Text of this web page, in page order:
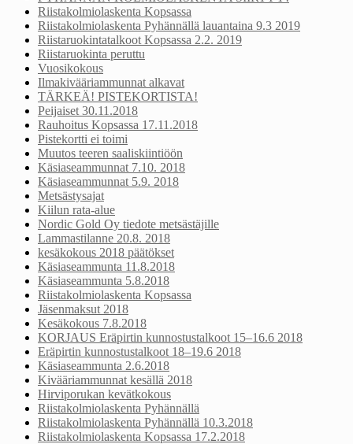
Riistakolmiolaskenta Kopsassa
Riistakolmiolaskenta Pyhännällä lauantaina 9.3 2019
Riistaruokintatalkoot Kopsassa 2.2. 2019
Riistaruokinta peruttu
Vuosikokous
Ilmakivääriammunnat alkavat
TÄRKEÄ! PISTEKORTISTA!
Peijaiset 30.11.2018
Rauhoitus Kopsassa 17.11.2018
Pistekortti ei toimi
Muutos teeren saaliskiintiöön
Käsiaseammunnat 7.10. 2018
Käsiaseammunnat 5.9. 2018
Metsästysajat
Kiilun rata-alue
Nordic Gold Oy tiedote metsästäjille
Lammastilanne 20.8. 2018
kesäkokous 2018 päätökset
Käsiaseammunta 11.8.2018
Käsiaseammunta 5.8.2018
Riistakolmiolaskenta Kopsassa
Jäsenmaksut 2018
Kesäkokous 7.8.2018
KORJAUS Eräpirtin kunnostustalkoot 15–16.6 2018
Eräpirtin kunnostustalkoot 18–19.6 2018
Käsiaseammunta 2.6.2018
Kivääriammunnat kesällä 2018
Hirviporukan kevätkokous
Riistakolmiolaskenta Pyhännällä
Riistakolmiolaskenta Pyhännällä 10.3.2018
Riistakolmiolaskenta Kopsassa 17.2.2018